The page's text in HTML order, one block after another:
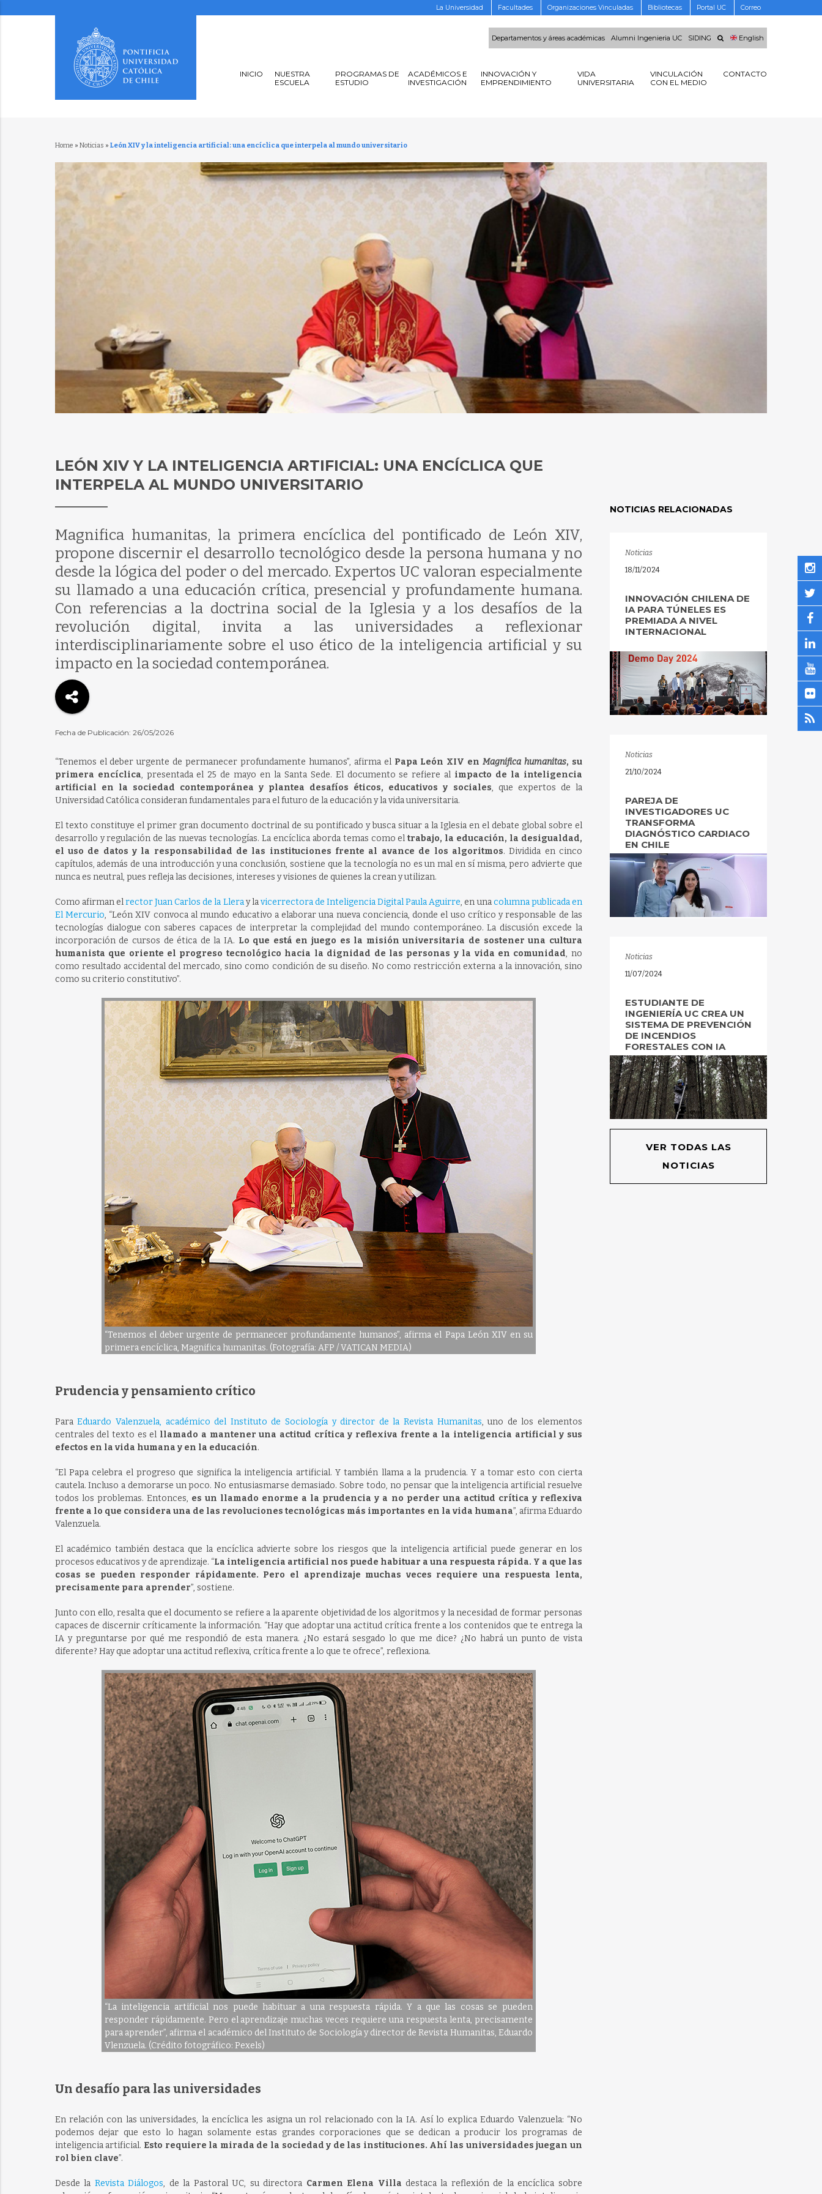
La Universidad Facultades Organizaciones Vinculadas Bibliotecas Portal UC Correo
Departamentos y áreas académicas Alumni Ingenieria UC SIDING English
INICIO
NUESTRA
ESCUELA
PROGRAMAS DE
ESTUDIO
ACADÉMICOS E
INVESTIGACIÓN
INNOVACIÓN Y
EMPRENDIMIENTO
VIDA
UNIVERSITARIA
VINCULACIÓN
CON EL MEDIO
CONTACTO
Home » Noticias » León XIV y la inteligencia artificial: una encíclica que interpela al mundo universitario
LEÓN XIV Y LA INTELIGENCIA ARTIFICIAL: UNA ENCÍCLICA QUE
INTERPELA AL MUNDO UNIVERSITARIO
Magnifica humanitas, la primera encíclica del pontificado de León XIV,
propone discernir el desarrollo tecnológico desde la persona humana y no
desde la lógica del poder o del mercado. Expertos UC valoran especialmente
su llamado a una educación crítica, presencial y profundamente humana.
Con referencias a la doctrina social de la Iglesia y a los desafíos de la
revolución digital, invita a las universidades a reflexionar
interdisciplinariamente sobre el uso ético de la inteligencia artificial y su
impacto en la sociedad contemporánea.
Fecha de Publicación: 26/05/2026
“Tenemos el deber urgente de permanecer profundamente humanos”, afirma el Papa León XIV enMagnifica humanitas, su
primera encíclica, presentada el 25 de mayo en la Santa Sede. El documento se refiere al impacto de la inteligencia
artificial en la sociedad contemporánea y plantea desafíos éticos, educativos y sociales, que expertos de la
Universidad Católica consideran fundamentales para el futuro de la educación y la vida universitaria.
El texto constituye el primer gran documento doctrinal de su pontificado y busca situar a la Iglesia en el debate global sobre el
desarrollo y regulación de las nuevas tecnologías. La encíclica aborda temas como eltrabajo, la educación, la desigualdad,
el uso de datos y la responsabilidad de las instituciones frente al avance de los algoritmos. Dividida en cinco
capítulos, además de una introducción y una conclusión, sostiene que la tecnología no es un mal en sí misma, pero advierte que
nunca es neutral, pues refleja las decisiones, intereses y visiones de quienes la crean y utilizan.
Como afirman elrector Juan Carlos de la Lleray lavicerrectora de Inteligencia Digital Paula Aguirre, en unacolumna publicada en
El Mercurio, “León XIV convoca al mundo educativo a elaborar una nueva conciencia, donde el uso crítico y responsable de las
tecnologías dialogue con saberes capaces de interpretar la complejidad del mundo contemporáneo. La discusión excede la
incorporación de cursos de ética de la IA. Lo que está en juego es la misión universitaria de sostener una cultura
humanista que oriente el progreso tecnológico hacia la dignidad de las personas y la vida en comunidad, no
como resultado accidental del mercado, sino como condición de su diseño. No como restricción externa a la innovación, sino
como su criterio constitutivo”.
“Tenemos el deber urgente de permanecer profundamente humanos”, afirma el Papa León XIV en su
primera encíclica, Magnifica humanitas. (Fotografía: AFP / VATICAN MEDIA)
Prudencia y pensamiento crítico
ParaEduardo Valenzuela, académico del Instituto de Sociología y director de la Revista Humanitas, uno de los elementos
centrales del texto es el llamado a mantener una actitud crítica y reflexiva frente a la inteligencia artificial y sus
efectos en la vida humana y en la educación.
“El Papa celebra el progreso que significa la inteligencia artificial. Y también llama a la prudencia. Y a tomar esto con cierta
cautela. Incluso a demorarse un poco. No entusiasmarse demasiado. Sobre todo, no pensar que la inteligencia artificial resuelve
todos los problemas. Entonces, es un llamado enorme a la prudencia y a no perder una actitud crítica y reflexiva
frente a lo que considera una de las revoluciones tecnológicas más importantes en la vida humana”, afirma Eduardo
Valenzuela.
El académico también destaca que la encíclica advierte sobre los riesgos que la inteligencia artificial puede generar en los
procesos educativos y de aprendizaje. “La inteligencia artificial nos puede habituar a una respuesta rápida. Y a que las
cosas se pueden responder rápidamente. Pero el aprendizaje muchas veces requiere una respuesta lenta,
precisamente para aprender”, sostiene.
Junto con ello, resalta que el documento se refiere a la aparente objetividad de los algoritmos y la necesidad de formar personas
capaces de discernir críticamente la información. “Hay que adoptar una actitud crítica frente a los contenidos que te entrega la
IA y preguntarse por qué me respondió de esta manera. ¿No estará sesgado lo que me dice? ¿No habrá un punto de vista
diferente? Hay que adoptar una actitud reflexiva, crítica frente a lo que te ofrece”, reflexiona.
“La inteligencia artificial nos puede habituar a una respuesta rápida. Y a que las cosas se pueden
responder rápidamente. Pero el aprendizaje muchas veces requiere una respuesta lenta, precisamente
para aprender”, afirma el académico del Instituto de Sociología y director de Revista Humanitas, Eduardo
Vlenzuela. (Crédito fotográfico: Pexels)
Un desafío para las universidades
En relación con las universidades, la encíclica les asigna un rol relacionado con la IA. Así lo explica Eduardo Valenzuela: “No
podemos dejar que esto lo hagan solamente estas grandes corporaciones que se dedican a producir los programas de
inteligencia artificial. Esto requiere la mirada de la sociedad y de las instituciones. Ahí las universidades juegan un
rol bien clave”.
Desde la Revista Diálogos, de la Pastoral UC, su directora Carmen Elena Villa destaca la reflexión de la encíclica sobre
NOTICIAS RELACIONADAS
Noticias
18/11/2024
INNOVACIÓN CHILENA DE
IA PARA TÚNELES ES
PREMIADA A NIVEL
INTERNACIONAL
Noticias
21/10/2024
PAREJA DE
INVESTIGADORES UC
TRANSFORMA
DIAGNÓSTICO CARDIACO
EN CHILE
Noticias
11/07/2024
ESTUDIANTE DE
INGENIERÍA UC CREA UN
SISTEMA DE PREVENCIÓN
DE INCENDIOS
FORESTALES CON IA
VER TODAS LAS
NOTICIAS